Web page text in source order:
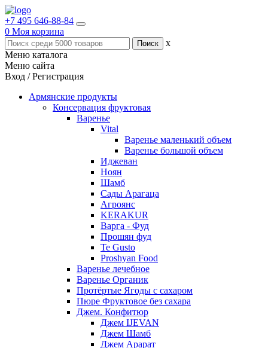
+7 495 646-88-84
0 Моя корзина
x
Меню каталога
Меню сайта
Вход / Регистрация
Армянские продукты
Консервация фруктовая
Варенье
Vital
Варенье маленький объем
Варенье большой объем
Иджеван
Ноян
Шамб
Сады Арагаца
Агроянс
KERAKUR
Варга - Фуд
Прошян фуд
Te Gusto
Proshyan Food
Варенье лечебное
Варенье Органик
Протёртые Ягоды с сахаром
Пюре Фруктовое без сахара
Джем. Конфитюр
Джем IJEVAN
Джем Шамб
Джем Арарат